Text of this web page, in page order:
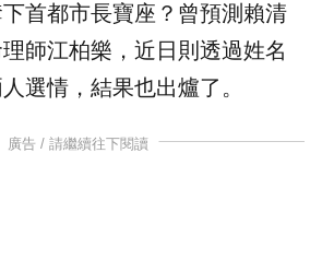
首都市長寶座？曾預測賴清
師江柏樂，近日則透過姓名
選情，結果也出爐了。
廣告 / 請繼續往下閱讀